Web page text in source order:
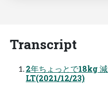
Transcript
2年ちょっとで18kg
LT(2021/12/23)